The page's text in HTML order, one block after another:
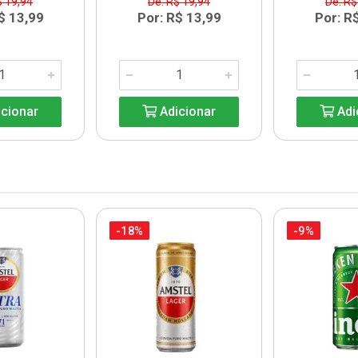
13,99 Por: R$ 13,99
Adicionar
Por:
-18% -9%